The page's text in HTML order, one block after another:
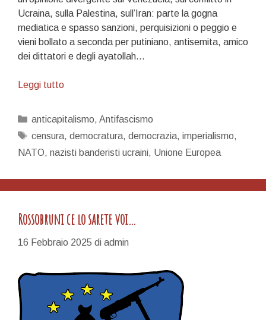
Ucraina, sulla Palestina, sull’Iran: parte la gogna
mediatica e spasso sanzioni, perquisizioni o peggio e
vieni bollato a seconda per putiniano, antisemita, amico
dei dittatori e degli ayatollah…
Leggi tuttoUna
nell’interesse
di
Categorie
anticapitalismo, Antifascismo
Tag
censura, democratura, democrazia, imperialismo,
NATO, nazisti banderisti ucraini, Unione Europea
Rossobruni ce lo sarete voi…
16 Febbraio 2025 di admin